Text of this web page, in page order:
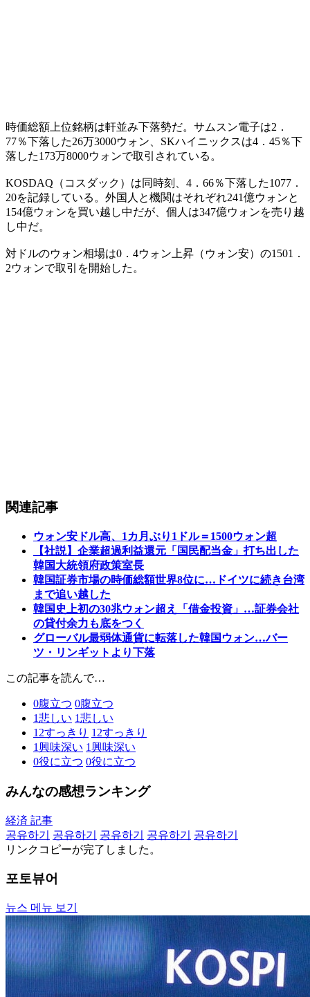
時価総額上位銘柄は軒並み下落勢だ。サムスン電子は2．
77％下落した26万3000ウォン、SKハイニックスは4．45％下
落した173万8000ウォンで取引されている。
KOSDAQ（コスダック）は同時刻、4．66％下落した1077．
20を記録している。外国人と機関はそれぞれ241億ウォンと
154億ウォンを買い越し中だが、個人は347億ウォンを売り越
し中だ。
対ドルのウォン相場は0．4ウォン上昇（ウォン安）の1501．
2ウォンで取引を開始した。
関連記事
ウォン安ドル高、1カ月ぶり1ドル＝1500ウォン超
【社説】企業超過利益還元「国民配当金」打ち出した
韓国大統領府政策室長
韓国証券市場の時価総額世界8位に…ドイツに続き台湾
まで追い越した
韓国史上初の30兆ウォン超え「借金投資」…証券会社
の貸付余力も底をつく
グローバル最弱体通貨に転落した韓国ウォン…バー
ツ・リンギットより下落
この記事を読んで…
0腹立つ 0腹立つ
1悲しい 1悲しい
12すっきり 12すっきり
1興味深い 1興味深い
0役に立つ 0役に立つ
みんなの感想ランキング
経済 記事
공유하기
공유하기 공유하기 공유하기
공유하기
リンクコピーが完了しました。
포토뷰어
뉴스 메뉴 보기